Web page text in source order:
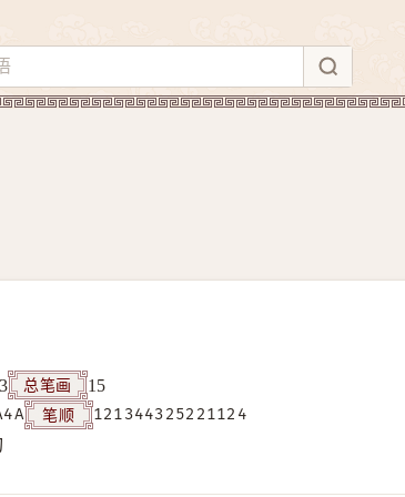
3 总笔画
15
笔顺
121344325221124